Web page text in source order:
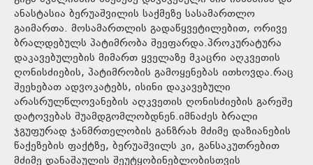
ანასტასია ბერუაშვილის საქმეზე სასამართლო
გაიმართა. მოსამართლის გადაწყვეტილებით, ორივე
ბრალდებულს პატიმრობა შეეფარდა.პროკურატურა
დაკავებულების მიმართ ყველაზე მკაცრი აღკვეთის
ღონისძიების, პატიმრობის გამოყენებას ითხოვდა.რაც
შეეხებათ ადვოკატებს, ისინი დაკავებული
არასრულწლოვანების აღკვეთის ღონისძიების გარეშე
დატოვებას შუამდგომლობდნენ.იმნაძეს ბრალი
ჯგუფურად ჯანმრთელობის განზრახ მძიმე დაზიანების
წაქეზების ფაქტზე, ბერუაშვილს კი, განსაკუთრებით
მძიმე დანაშაულის შეუტყობინებლობისთვის